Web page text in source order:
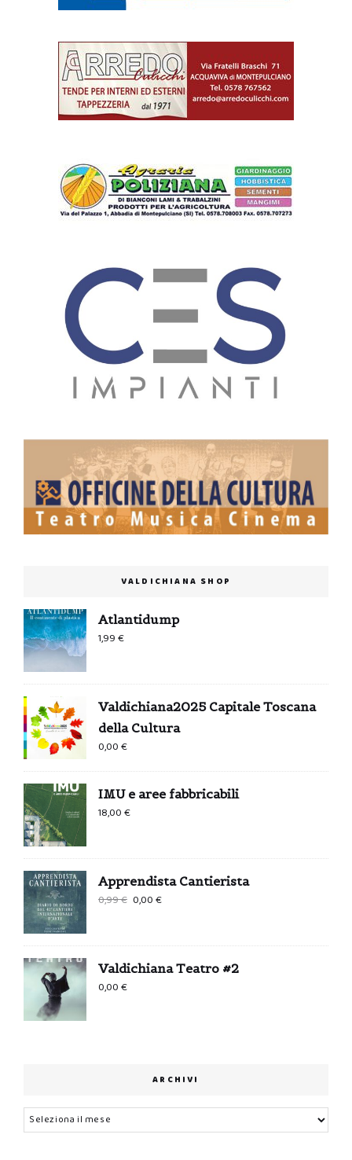
VALDICHIANA SHOP
Atlantidump
1,99€
Valdichiana2025 Capitale Toscana
della Cultura
0,00€
IMU e aree fabbricabili
18,00€
Apprendista Cantierista
0,99€
era:
0,99 €.
0,00€
è:
0,00 €.
Valdichiana Teatro #2
0,00€
ARCHIVI
Archivi